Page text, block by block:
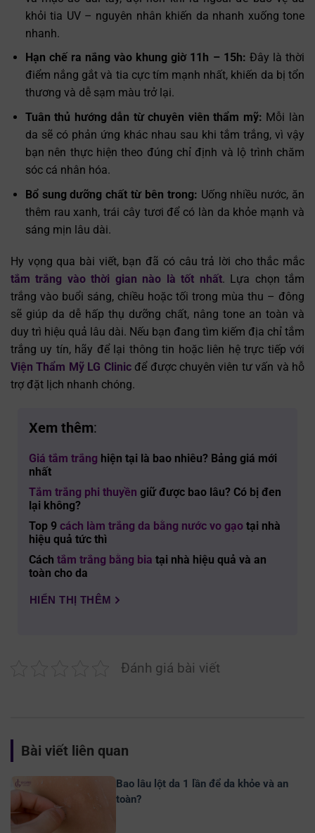
khỏi tia UV – nguyên nhân khiến da nhanh xuống tone
nhanh.
Hạn chế ra nắng vào khung giờ 11h – 15h: Đây là thời
điểm nắng gắt và tia cực tím mạnh nhất, khiến da bị tổn
thương và dễ sạm màu trở lại.
Tuân thủ hướng dẫn từ chuyên viên thẩm mỹ: Mỗi làn
da sẽ có phản ứng khác nhau sau khi tắm trắng, vì vậy
bạn nên thực hiện theo đúng chỉ định và lộ trình chăm
sóc cá nhân hóa.
Bổ sung dưỡng chất từ bên trong: Uống nhiều nước, ăn
thêm rau xanh, trái cây tươi để có làn da khỏe mạnh và
sáng mịn lâu dài.
Hy vọng qua bài viết, bạn đã có câu trả lời cho thắc mắc
tắm trắng vào thời gian nào là tốt nhất. Lựa chọn tắm
trắng vào buổi sáng, chiều hoặc tối trong mùa thu – đông
sẽ giúp da dễ hấp thụ dưỡng chất, nâng tone an toàn và
duy trì hiệu quả lâu dài. Nếu bạn đang tìm kiếm địa chỉ tắm
trắng uy tín, hãy để lại thông tin hoặc liên hệ trực tiếp với
Viện Thẩm Mỹ LG Clinicđể được chuyên viên tư vấn và hỗ
trợ đặt lịch nhanh chóng.
Xem thêm:
Giá tắm trắng hiện tại là bao nhiêu? Bảng giá mới
nhất
Tắm trắng phi thuyền giữ được bao lâu? Có bị đen
lại không?
Top 9 cách làm trắng da bằng nước vo gạo tại nhà
hiệu quả tức thì
Cách tắm trắng bằng bia tại nhà hiệu quả và an
toàn cho da
HIỂN THỊ THÊM
Đánh giá bài viết
Bài viết liên quan
Bao lâu lột da 1 lần để da khỏe và an
toàn?